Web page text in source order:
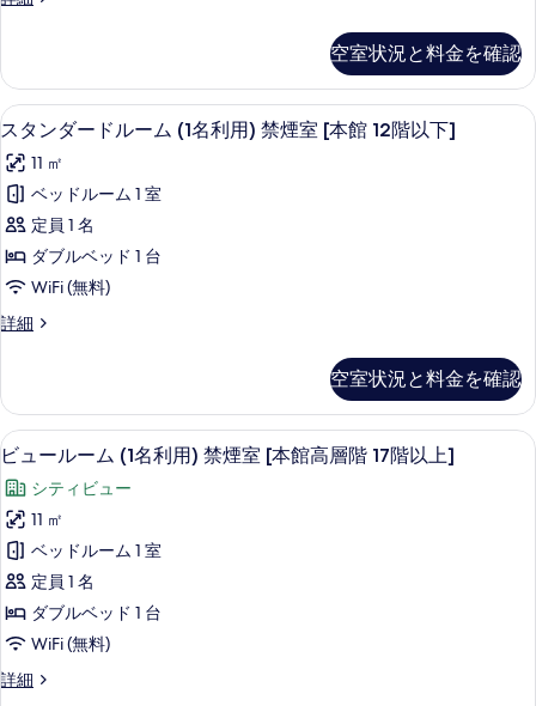
【本
館
高
層
階
17
階
以
す
べ
て
の
写
真
を
表
示
す
階
17
階
以
上】)
の
詳
お
か
せ,
禁
煙
(ス
タ
ン
ダ
ー
ー
ム
【本
館
12
階
以
下】)
の
す
望
か
せ,
禁
煙
(ス
タ
ン
ダ
ー
ド
ル
ー
ム
12
階
以
下】)
の
詳
細
ル
ル
ー
ム,
夜
景
が
き
れ
煙
(ビ
ュ
ー
ル
ー
ム
【本
館
ー
ド
ダ
ル
ル
ー
ム,
夜
景
が
き
煙
(ビ
ュ
ー
ル
ー
ム
【本
館
層
階
階
空室状況と料金を確認
ス
タ
ン
ダ
ー
ド
ー
(1
名
利
用)
禁
煙
室
[本
館
12
羽毛の掛け布団、デスク、遮光カー
38
スタンダードルーム (1名利用) 禁煙室 [本館 12階以下]
11 ㎡
ベッドルーム 1 室
定員 1 名
ダブルベッド 1 台
WiFi (無料)
詳細
ス
ー
ド
ル
ム
(1
名
利
用)
禁
煙
室
[本
館
空室状況と料金を確認
ビ
ュ
ー
ル
ー
ム
(1
名
利
ビュールーム (1名利用) 禁煙室 [本館
38
ビュールーム (1名利用) 禁煙室 [本館高層階 17階以上]
シティビュー
11 ㎡
ベッドルーム 1 室
定員 1 名
ダブルベッド 1 台
WiFi (無料)
詳細
ビ